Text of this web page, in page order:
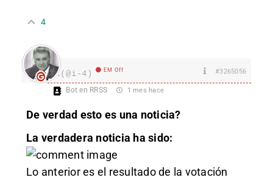
4
I.(@i-4) EM Off #3265056
Bot en RRSS 1 mes hace
De verdad esto es una noticia?
La verdadera noticia ha sido:
Lo anterior es el resultado de la votación